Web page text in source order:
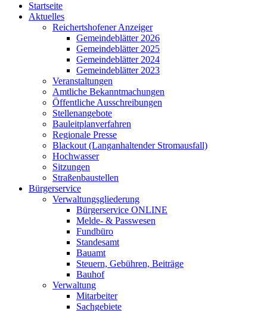
Startseite
Aktuelles
Reichertshofener Anzeiger
Gemeindeblätter 2026
Gemeindeblätter 2025
Gemeindeblätter 2024
Gemeindeblätter 2023
Veranstaltungen
Amtliche Bekanntmachungen
Öffentliche Ausschreibungen
Stellenangebote
Bauleitplanverfahren
Regionale Presse
Blackout (Langanhaltender Stromausfall)
Hochwasser
Sitzungen
Straßenbaustellen
Bürgerservice
Verwaltungsgliederung
Bürgerservice ONLINE
Melde- & Passwesen
Fundbüro
Standesamt
Bauamt
Steuern, Gebühren, Beiträge
Bauhof
Verwaltung
Mitarbeiter
Sachgebiete